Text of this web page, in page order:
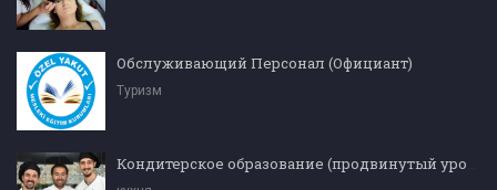
Обслуживающий Персонал (Официант)
Туризм